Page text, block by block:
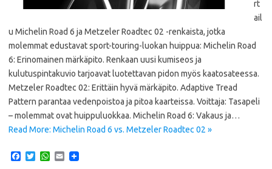
rt
ail
u Michelin Road 6 ja Metzeler Roadtec 02 -renkaista, jotka
molemmat edustavat sport-touring-luokan huippua: Michelin Road
6: Erinomainen märkäpito. Renkaan uusi kumiseos ja
kulutuspintakuvio tarjoavat luotettavan pidon myös kaatosateessa.
Metzeler Roadtec 02: Erittäin hyvä märkäpito. Adaptive Tread
Pattern parantaa vedenpoistoa ja pitoa kaarteissa. Voittaja: Tasapeli
– molemmat ovat huippuluokkaa. Michelin Road 6: Vakaus ja…
Read More: Michelin Road 6 vs. Metzeler Roadtec 02 »
T
W
E